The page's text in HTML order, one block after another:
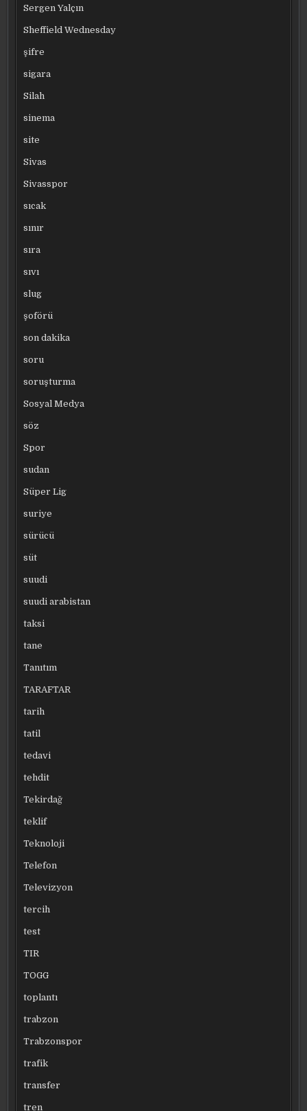
Sergen Yalçın
Sheffield Wednesday
şifre
sigara
Silah
sinema
site
Sivas
Sivasspor
sıcak
sınır
sıra
sıvı
slug
şoförü
son dakika
soru
soruşturma
Sosyal Medya
söz
Spor
sudan
Süper Lig
suriye
sürücü
süt
suudi
suudi arabistan
taksi
tane
Tanıtım
TARAFTAR
tarih
tatil
tedavi
tehdit
Tekirdağ
teklif
Teknoloji
Telefon
Televizyon
tercih
test
TIR
TOGG
toplantı
trabzon
Trabzonspor
trafik
transfer
tren